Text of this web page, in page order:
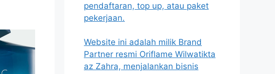
pendaftaran, top up, atau paket
pekerjaan.
Website ini adalah milik Brand
Partner resmi Oriflame Wilwatikta
az Zahra, menjalankan bisnis